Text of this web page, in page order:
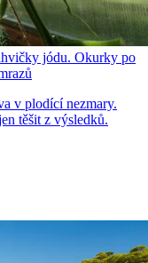
jódu. Okurky po
v plodící nezmary.
těšit z výsledků.